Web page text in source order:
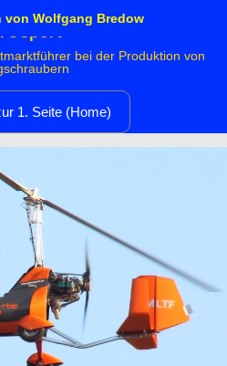
Wolfgang Bredow
bei der Produktion von
1. Seite (Home)